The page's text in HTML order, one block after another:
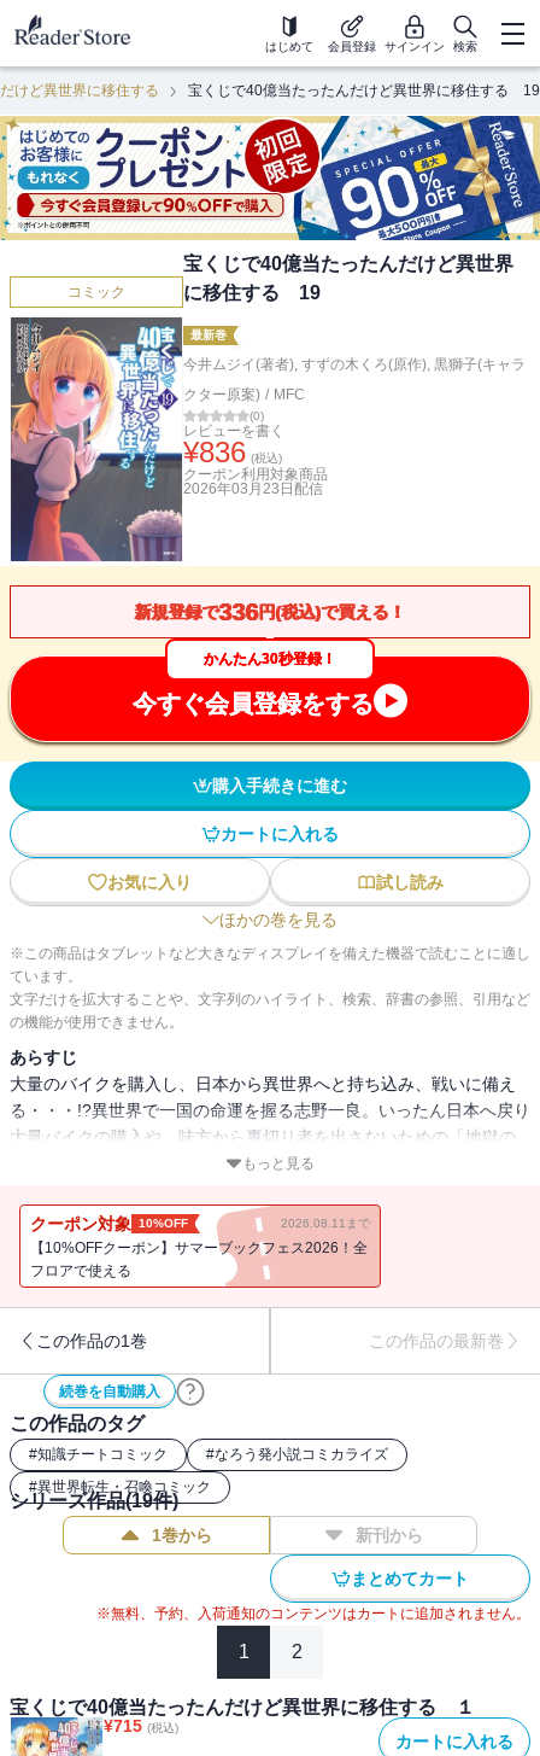
はじめて 会員登録 サインイン 検索
けど異世界に移住する 宝くじで40億当たったんだけど異世界に移住する 19
コミック
宝くじで40億当たったんだけど異世界
に移住する 19
最新巻
今井ムジイ(著者), すずの木くろ(原作), 黒獅子(キャラ
クター原案) / MFC
(0)
レビューを書く
¥836 (税込)
クーポン利用対象商品
2026年03月23日 配信
新規登録で336円(税込)で買える！
かんたん30秒登録！
今すぐ会員登録をする
購入手続きに進む
カートに入れる
お気に入り
試し読み
ほかの巻を見る
※この商品はタブレットなど大きなディスプレイを備えた機器で読むことに適し
ています。
文字だけを拡大することや、文字列のハイライト、検索、辞書の参照、引用など
の機能が使用できません。
あらすじ
大量のバイクを購入し、日本から異世界へと持ち込み、戦いに備え
る・・・!?異世界で一国の命運を握る志野一良。いったん日本へ戻り
大量バイクの購入や、味方から裏切り者を出さないための「地獄の
映像」制作を発注し、きたるべき日に備えるのだが・・・。
もっと見る
クーポン対象 10%OFF 2026.08.11まで
【10%OFFクーポン】サマーブックフェス2026！全
フロアで使える
この作品の1巻 この作品の最新巻
続巻を自動購入
この作品のタグ
#知識チートコミック #なろう発小説コミカライズ
#異世界転生・召喚コミック
シリーズ作品(19件)
1巻から 新刊から
まとめてカート
※無料、予約、入荷通知のコンテンツはカートに追加されません。
1 2
宝くじで40億当たったんだけど異世界に移住する １
¥715 (税込)
カートに入れる